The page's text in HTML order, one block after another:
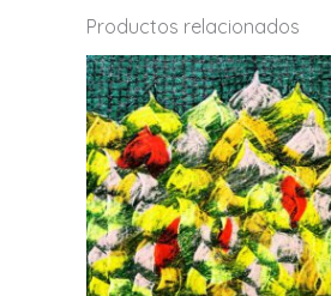
Productos relacionados